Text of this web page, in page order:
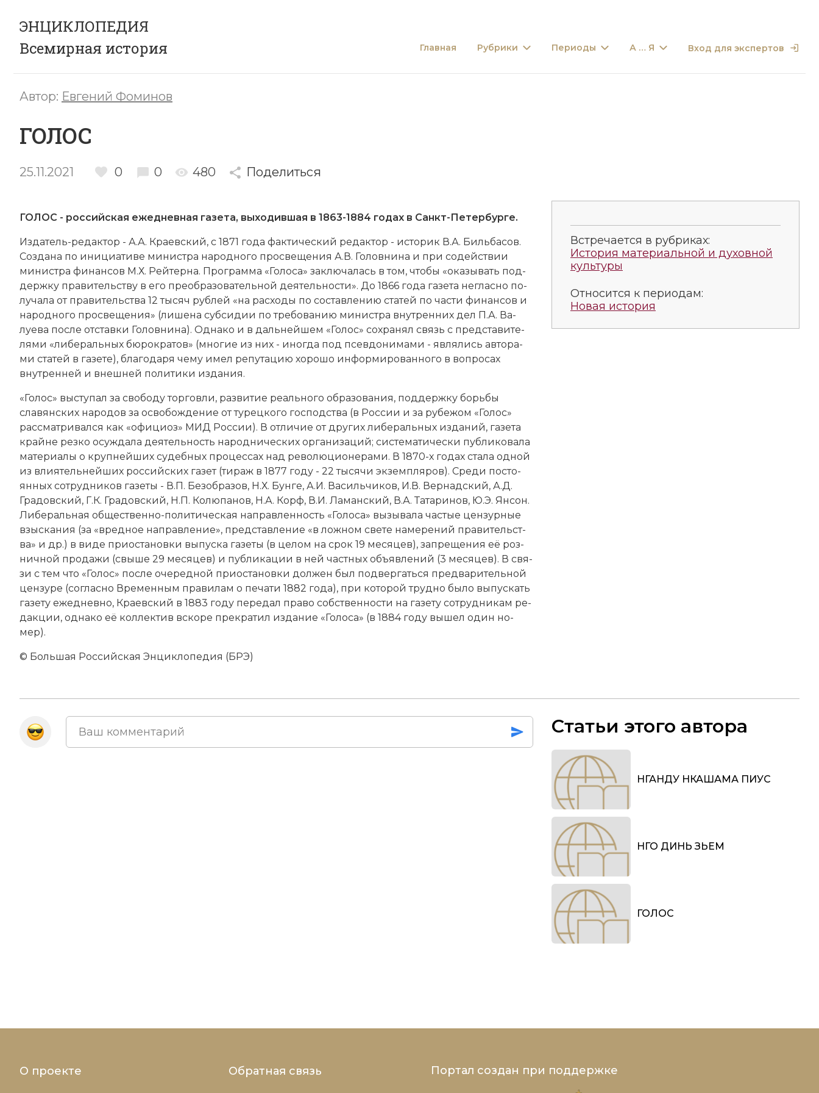
ЭНЦИКЛОПЕДИЯ
Всемирная история
Главная Рубрики Периоды А … Я Вход для экспертов
Автор: Евгений Фоминов
ГОЛОС
25.11.2021 0 0 480 Поделиться
ГОЛОС - российская ежедневная газета, выходившая в 1863-1884 годах в Санкт-Петербурге.
Из­да­тель-ре­дак­тор - А.А. Кра­ев­ский, с 1871 года фак­тический ре­дак­тор - ис­то­рик В.А. Биль­ба­сов.
Соз­да­на по ини­циа­ти­ве министра народного про­све­ще­ния А.В. Го­лов­ни­на и при со­дей­ст­вии
министра фи­нан­сов М.Х. Рей­тер­на. Про­грам­ма «Голоса» за­клю­ча­лась в том, что­бы «ока­зы­вать под­
держ­ку пра­ви­тель­ст­ву в его пре­об­ра­зо­ва­тель­ной дея­тель­но­сти». До 1866 года га­зе­та не­глас­но по­
лу­ча­ла от пра­ви­тель­ст­ва 12 тысяч рублей «на рас­хо­ды по со­став­ле­нию ста­тей по час­ти фи­нан­сов и
на­род­но­го про­све­ще­ния» (ли­ше­на суб­си­дии по тре­бо­ва­нию министра внутренних дел П.А. Ва­
луе­ва по­сле от­став­ки Го­лов­ни­на). Од­на­ко и в даль­ней­шем «Голос» со­хра­нял связь с пред­ста­ви­те­
ля­ми «ли­бе­раль­ных бю­ро­кра­тов» (мно­гие из них - ино­гда под псев­до­ни­ма­ми - яв­ля­лись ав­то­ра­
ми ста­тей в га­зе­те), бла­го­да­ря че­му имел ре­пу­та­цию хо­ро­шо ин­форми­ро­ван­но­го в во­про­сах
внутренней и внеш­ней по­ли­ти­ки из­да­ния.
«Голос» вы­сту­пал за сво­бо­ду тор­гов­ли, раз­ви­тие ре­аль­но­го об­ра­зо­ва­ния, под­держ­ку борь­бы
славянских на­ро­дов за ос­во­бо­ж­де­ние от турецкого гос­под­ства (в Рос­сии и за ру­бе­жом «Голос»
рас­смат­ривал­ся как «офи­ци­оз» МИД Рос­сии). В от­ли­чие от других ли­бе­раль­ных из­да­ний, га­зе­та
край­не рез­ко осу­ж­да­ла дея­тель­ность на­род­нических ор­га­ни­за­ций; сис­те­ма­ти­че­ски пуб­ли­ко­ва­ла
ма­те­риа­лы о круп­ней­ших су­деб­ных про­цес­сах над ре­во­лю­цио­не­ра­ми. В 1870-х годах ста­ла од­ной
из влия­тель­ней­ших российских га­зет (ти­раж в 1877 году - 22 тысячи экземпляров). Сре­ди по­сто­
ян­ных со­труд­ни­ков га­зе­ты - В.П. Без­обра­зов, Н.Х. Бун­ге, А.И. Ва­силь­чи­ков, И.В. Вер­над­ский, А.Д.
Гра­дов­ский, Г.К. Гра­дов­ский, Н.П. Ко­лю­па­нов, Н.А. Корф, В.И. Ла­ман­ский, В.А. Та­та­ри­нов, Ю.Э. Ян­сон.
Ли­бе­раль­ная об­ще­ст­вен­но-по­ли­тическая на­прав­лен­ность «Голоса» вы­зы­ва­ла час­тые цен­зур­ные
взы­ска­ния (за «вред­ное на­прав­ле­ние», пред­став­ле­ние «в лож­ном све­те на­ме­ре­ний пра­ви­тель­ст­
ва» и др.) в ви­де при­ос­та­нов­ки вы­пус­ка га­зе­ты (в це­лом на срок 19 месяцев), за­пре­ще­ния её роз­
нич­ной про­да­жи (свыше 29 месяцев) и пуб­ли­ка­ции в ней ча­ст­ных объ­яв­ле­ний (3 месяцев). В свя­
зи с тем что «Голос» по­сле оче­ред­ной при­ос­та­нов­ки дол­жен был под­вер­гать­ся пред­ва­ри­тель­ной
цен­зу­ре (со­глас­но Вре­мен­ным пра­ви­лам о пе­чати 1882 года), при ко­то­рой труд­но бы­ло вы­пус­кать
га­зе­ту еже­днев­но, Кра­ев­ский в 1883 году пе­ре­дал пра­во соб­ст­вен­но­сти на га­зе­ту со­труд­ни­кам ре­
дак­ции, од­на­ко её кол­лек­тив вско­ре пре­кра­тил из­да­ние «Голоса» (в 1884 году вы­шел один но­
мер).
© Большая Российская Энциклопедия (БРЭ)
Встречается в рубриках:
История материальной и духовной
культуры
Относится к периодам:
Новая история
Статьи этого автора
НГАНДУ НКАШАМА ПИУС
НГО ДИНЬ ЗЬЕМ
ГОЛОС
О проекте
Обратная связь Портал создан при поддержке